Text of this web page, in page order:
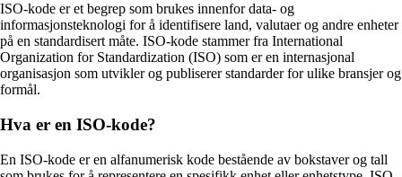
ISO-kode er et begrep som brukes innenfor data- og
informasjonsteknologi for å identifisere land, valutaer og andre enheter
på en standardisert måte. ISO-kode stammer fra International
Organization for Standardization (ISO) som er en internasjonal
organisasjon som utvikler og publiserer standarder for ulike bransjer og
formål.
Hva er en ISO-kode?
En ISO-kode er en alfanumerisk kode bestående av bokstaver og tall